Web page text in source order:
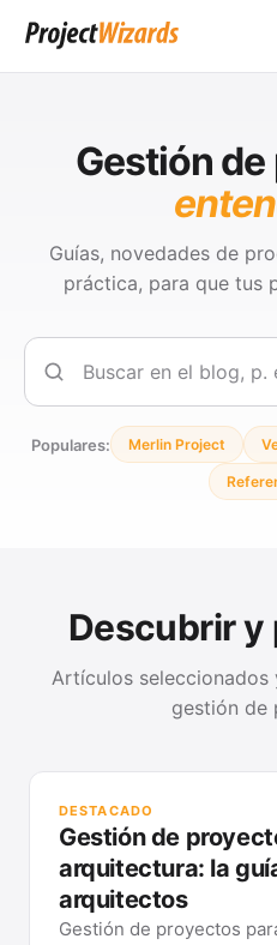
Gestión
Guías, novedades de
práctica, para que tus
Buscar
Populares: Merlin Project
Descubrir
Artículos
gestión de
DESTACADO
Gestión de
arquitectura: la
arquitectos
Gestión de proyectos